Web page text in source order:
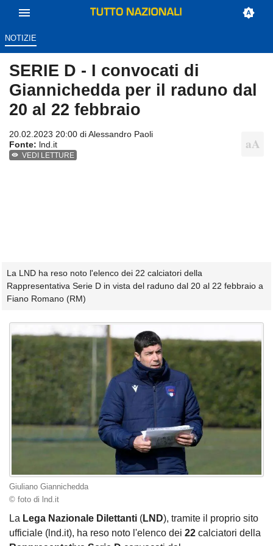
NOTIZIE
SERIE D - I convocati di
Giannichedda per il raduno dal
20 al 22 febbraio
20.02.2023 20:00 diAlessandro Paoli
Fonte: lnd.it
VEDI LETTURE
La LND ha reso noto l'elenco dei 22 calciatori della
Rappresentativa Serie D in vista del raduno dal 20 al 22 febbraio a
Fiano Romano (RM)
Giuliano Giannichedda
© foto di lnd.it
La Lega Nazionale Dilettanti (LND), tramite il proprio sito
ufficiale (lnd.it), ha reso noto l'elenco dei 22 calciatori della